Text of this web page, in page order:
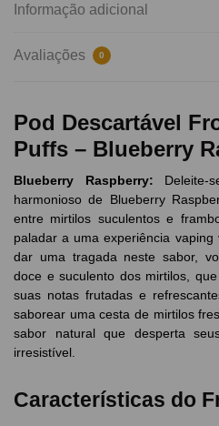
Informação adicional
Avaliações 0
Pod Descartável
Puffs – Blueberry
Blueberry Raspberry:
harmonioso de Blueberry
entre mirtilos suculentos e
paladar a uma experiência vaping
dar uma tragada neste sabor,
doce e suculento dos mirtilos,
suas notas frutadas e
saborear uma cesta de mirtilos
sabor natural que desperta
irresistível.
Características do